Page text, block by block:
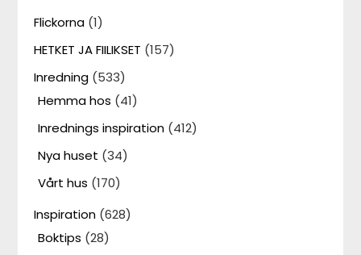
Flickorna (1)
HETKET JA FIILIKSET (157)
Inredning (533)
Hemma hos (41)
Inrednings inspiration (412)
Nya huset (34)
Vårt hus (170)
Inspiration (628)
Boktips (28)